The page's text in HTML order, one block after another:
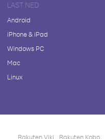
LAST NED
Android
iPhone & iPad
Windows PC
Mac
Linux
Rakuten Viki Rakuten Kobo